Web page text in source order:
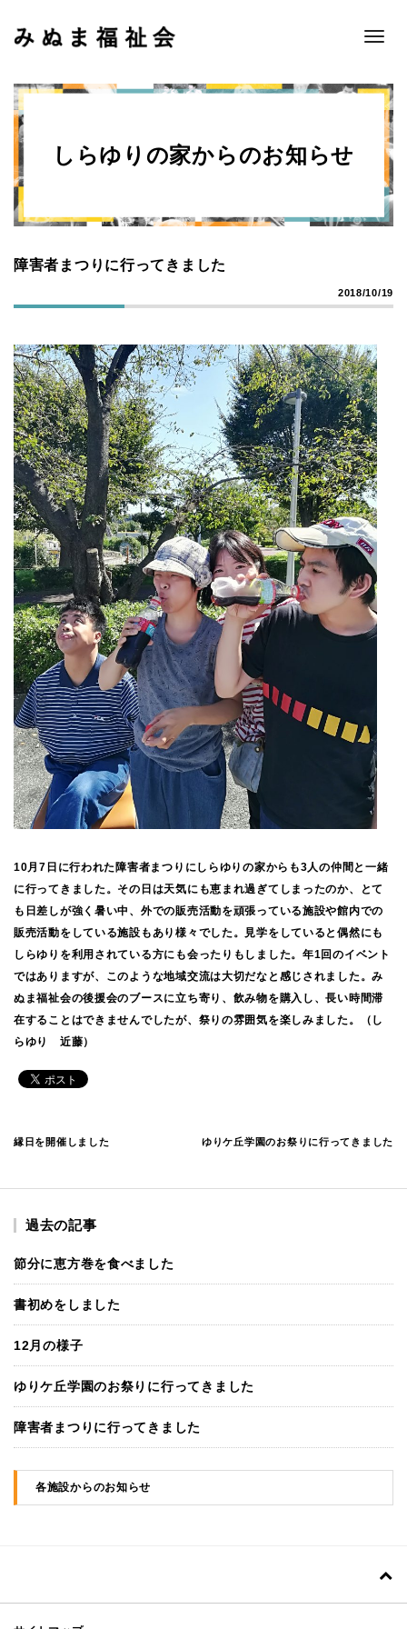
Toggle
しらゆりの家からのお知らせ
障害者まつりに行ってきました
2018/10/19
10月7日に行われた障害者まつりにしらゆりの家からも3人の仲間と一緒
に行ってきました。その日は天気にも恵まれ過ぎてしまったのか、とて
も日差しが強く暑い中、外での販売活動を頑張っている施設や館内での
販売活動をしている施設もあり様々でした。見学をしていると偶然にも
しらゆりを利用されている方にも会ったりもしました。年1回のイベント
ではありますが、このような地域交流は大切だなと感じされました。み
ぬま福祉会の後援会のブースに立ち寄り、飲み物を購入し、長い時間滞
在することはできませんでしたが、祭りの雰囲気を楽しみました。（し
らゆり 近藤）
縁日を開催しました ゆりケ丘学園のお祭りに行ってきました
過去の記事
節分に恵方巻を食べました
書初めをしました
12月の様子
ゆりケ丘学園のお祭りに行ってきました
障害者まつりに行ってきました
各施設からのお知らせ